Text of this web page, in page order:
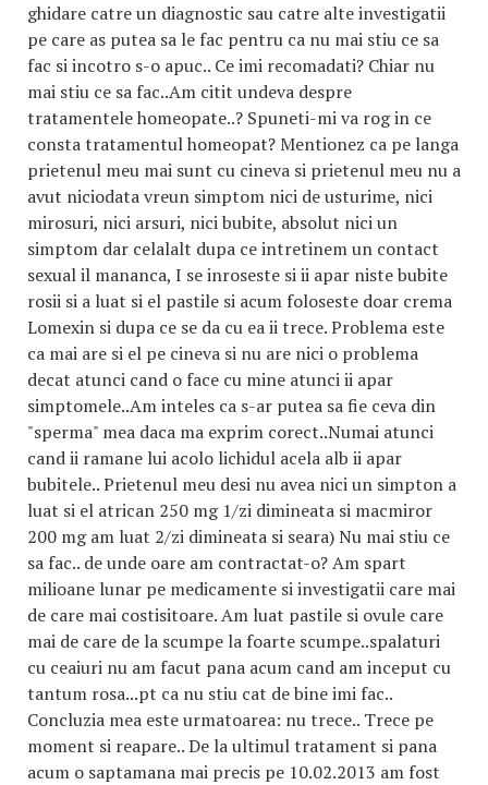
ghidare catre un diagnostic sau catre alte investigatii
pe care as putea sa le fac pentru ca nu mai stiu ce sa
fac si incotro s-o apuc.. Ce imi recomadati? Chiar nu
mai stiu ce sa fac..Am citit undeva despre
tratamentele homeopate..? Spuneti-mi va rog in ce
consta tratamentul homeopat? Mentionez ca pe langa
prietenul meu mai sunt cu cineva si prietenul meu nu a
avut niciodata vreun simptom nici de usturime, nici
mirosuri, nici arsuri, nici bubite, absolut nici un
simptom dar celalalt dupa ce intretinem un contact
sexual il mananca, I se inroseste si ii apar niste bubite
rosii si a luat si el pastile si acum foloseste doar crema
Lomexin si dupa ce se da cu ea ii trece. Problema este
ca mai are si el pe cineva si nu are nici o problema
decat atunci cand o face cu mine atunci ii apar
simptomele..Am inteles ca s-ar putea sa fie ceva din
"sperma" mea daca ma exprim corect..Numai atunci
cand ii ramane lui acolo lichidul acela alb ii apar
bubitele.. Prietenul meu desi nu avea nici un simpton a
luat si el atrican 250 mg 1/zi dimineata si macmiror
200 mg am luat 2/zi dimineata si seara) Nu mai stiu ce
sa fac.. de unde oare am contractat-o? Am spart
milioane lunar pe medicamente si investigatii care mai
de care mai costisitoare. Am luat pastile si ovule care
mai de care de la scumpe la foarte scumpe..spalaturi
cu ceaiuri nu am facut pana acum cand am inceput cu
tantum rosa...pt ca nu stiu cat de bine imi fac..
Concluzia mea este urmatoarea: nu trece.. Trece pe
moment si reapare.. De la ultimul tratament si pana
acum o saptamana mai precis pe 10.02.2013 am fost